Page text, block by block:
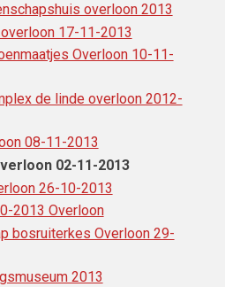
overloon 2013
17-11-2013
Overloon 10-11-
de linde overloon 2012-
08-11-2013
02-11-2013
26-10-2013
2013 Overloon
bosruiterkes Overloon 29-
2013